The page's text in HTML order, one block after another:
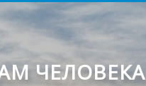
ЧЕЛОВЕКА